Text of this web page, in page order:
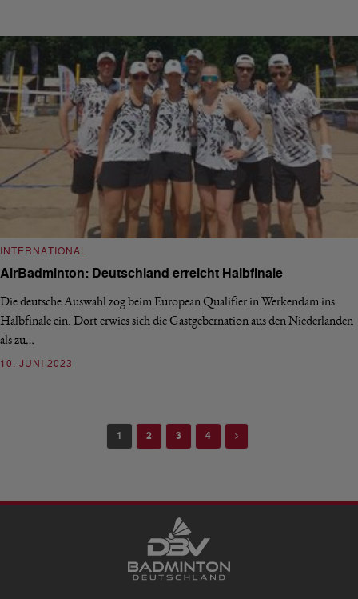
INTERNATIONAL
AirBadminton: Deutschland erreicht Halbfinale
Die deutsche Auswahl zog beim European Qualifier in Werkendam ins
Halbfinale ein. Dort erwies sich die Gastgebernation aus den Niederlanden
als zu…
10. JUNI 2023
1 2 3 4 Next